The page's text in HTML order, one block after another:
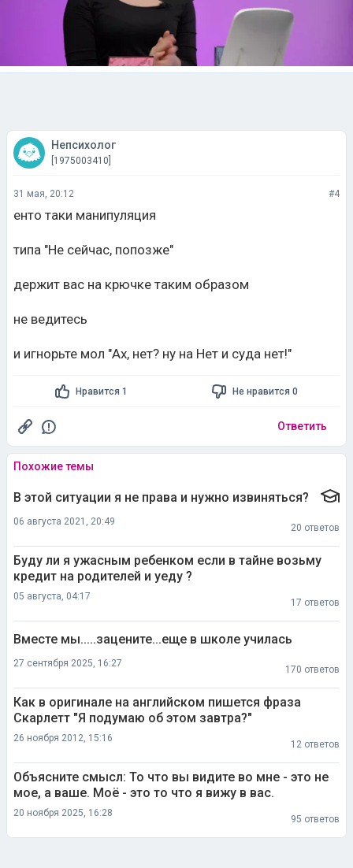
Непсихолог
[1975003410]
31 мая, 20:12 #4
енто таки манипуляция
типа "Не сейчас, попозже"
держит вас на крючке таким образом
не ведитесь
и игнорьте мол "Ах, нет? ну на Нет и суда нет!"
Нравится 1 Не нравится 0
Ответить
Похожие темы
В этой ситуации я не права и нужно извиняться?
06 августа 2021, 20:49
20 ответов
Буду ли я ужасным ребенком если в тайне возьму
кредит на родителей и уеду ?
05 августа, 04:17
17 ответов
Вместе мы.....зацените...еще в школе училась
27 сентября 2025, 16:27
170 ответов
Как в оригинале на английском пишется фраза
Скарлетт "Я подумаю об этом завтра?"
26 ноября 2012, 15:16
12 ответов
Объясните смысл: То что вы видите во мне - это не
мое, а ваше. Моё - это то что я вижу в вас.
20 ноября 2025, 16:28
95 ответов